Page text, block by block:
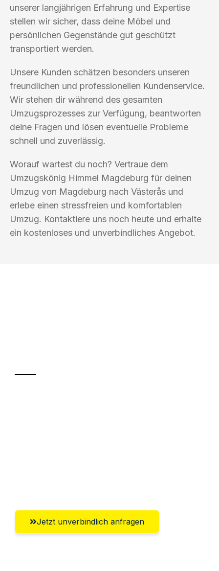
unserer langjährigen Erfahrung und Expertise
stellen wir sicher, dass deine Möbel und
persönlichen Gegenstände gut geschützt
transportiert werden.
Unsere Kunden schätzen besonders unseren
freundlichen und professionellen Kundenservice.
Wir stehen dir während des gesamten
Umzugsprozesses zur Verfügung, beantworten
deine Fragen und lösen eventuelle Probleme
schnell und zuverlässig.
Worauf wartest du noch? Vertraue dem
Umzugskönig Himmel Magdeburg für deinen
Umzug von Magdeburg nach Västerås und
erlebe einen stressfreien und komfortablen
Umzug. Kontaktiere uns noch heute und erhalte
ein kostenloses und unverbindliches Angebot.
Jetzt unverbindlich anfragen